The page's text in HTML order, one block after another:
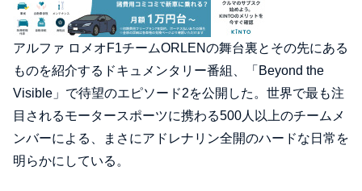
アルファ ロメオF1チームORLENの舞台裏とその先にある
ものを紹介するドキュメンタリー番組、「Beyond the
Visible」で待望のエピソード2を公開した。世界で最も注
目されるモータースポーツに携わる500人以上のチームメ
ンバーによる、まさにアドレナリン全開のハードな日常を
明らかにしている。